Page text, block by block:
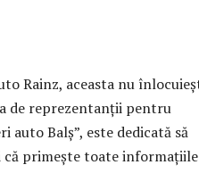
Rainz, aceasta nu
de reprezentanții pentru
auto Balș”, este dedicată să
că primește toate informațiile